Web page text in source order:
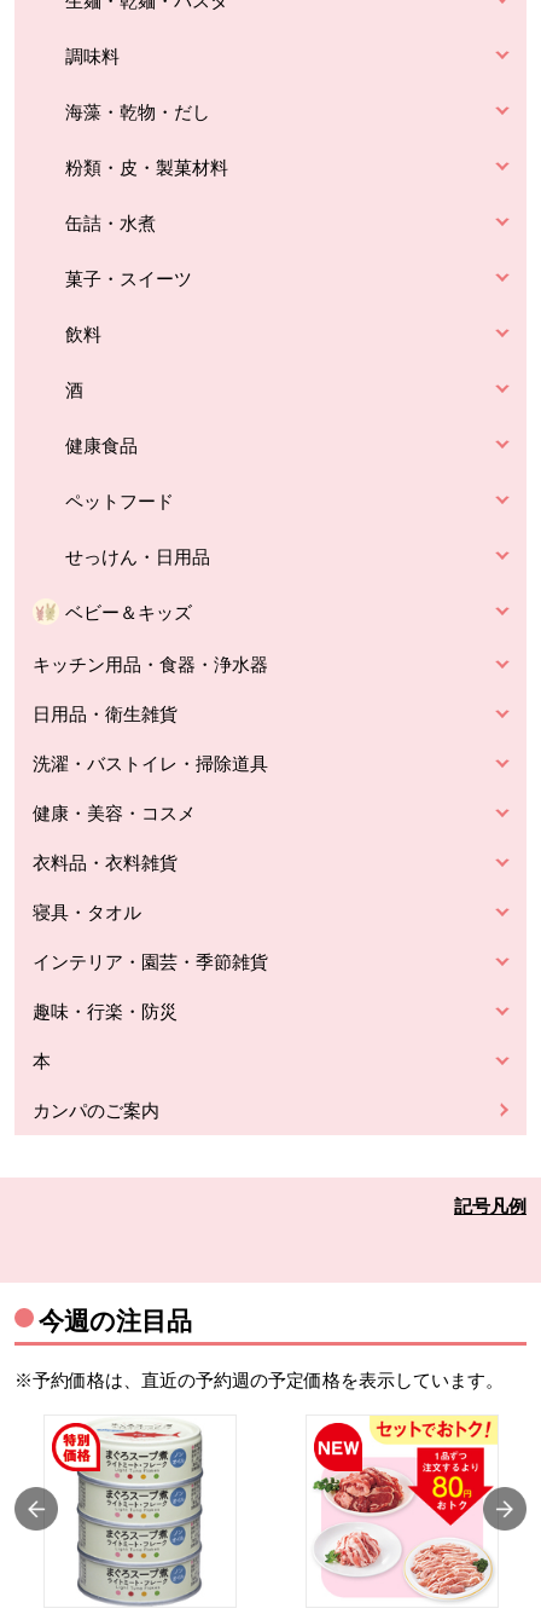
調味料
海藻・乾物・だし
粉類・皮・製菓材料
缶詰・水煮
菓子・スイーツ
飲料
酒
健康食品
ペットフード
せっけん・日用品
ベビー＆キッズ
キッチン用品・食器・浄水器
日用品・衛生雑貨
洗濯・バストイレ・掃除道具
健康・美容・コスメ
衣料品・衣料雑貨
寝具・タオル
インテリア・園芸・季節雑貨
趣味・行楽・防災
本
カンパのご案内
記号凡例
今週の注目品
※予約価格は、直近の予約週の予定価格を表示しています。